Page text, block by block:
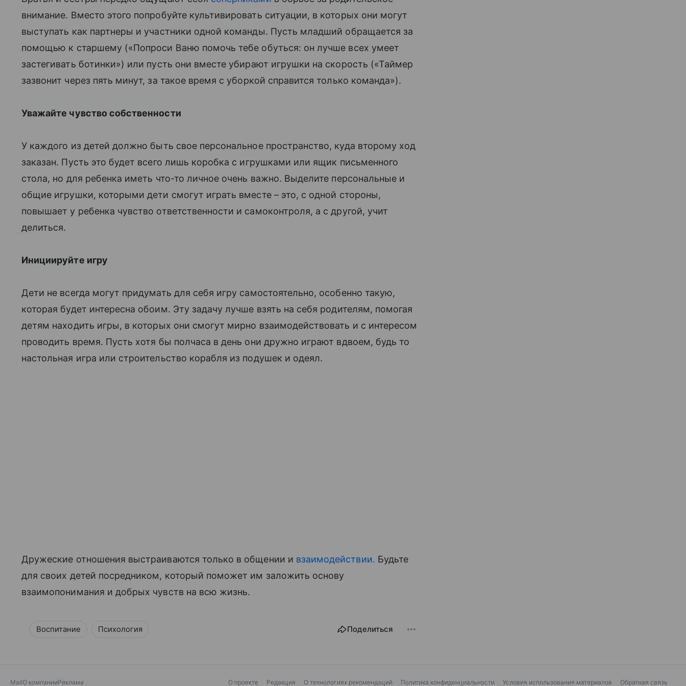
внимание. Вместо этого попробуйте культивировать ситуации, в которых они могут
выступать как партнеры и участники одной команды. Пусть младший обращается за
помощью к старшему («Попроси Ваню помочь тебе обуться: он лучше всех умеет
застегивать ботинки») или пусть они вместе убирают игрушки на скорость («Таймер
зазвонит через пять минут, за такое время с уборкой справится только команда»).
Уважайте чувство собственности
У каждого из детей должно быть свое персональное пространство, куда второму ход
заказан. Пусть это будет всего лишь коробка с игрушками или ящик письменного
стола, но для ребенка иметь что-то личное очень важно. Выделите персональные и
общие игрушки, которыми дети смогут играть вместе – это, с одной стороны,
повышает у ребенка чувство ответственности и самоконтроля, а с другой, учит
делиться.
Инициируйте игру
Дети не всегда могут придумать для себя игру самостоятельно, особенно такую,
которая будет интересна обоим. Эту задачу лучше взять на себя родителям, помогая
детям находить игры, в которых они смогут мирно взаимодействовать и с интересом
проводить время. Пусть хотя бы полчаса в день они дружно играют вдвоем, будь то
настольная игра или строительство корабля из подушек и одеял.
Дружеские отношения выстраиваются только в общении и взаимодействии. Будьте
для своих детей посредником, который поможет им заложить основу
взаимопонимания и добрых чувств на всю жизнь.
Воспитание Психология Поделиться
MailО компанииРеклама О проекте Редакция О технологиях рекомендаций Политика конфиденциальности Условия использования материалов Обратная связь